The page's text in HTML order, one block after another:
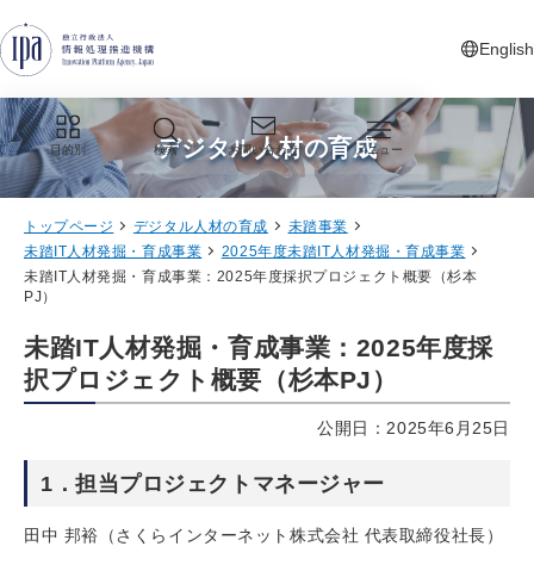
English
新しいタ
目的別 検索 お問い合わせ メニュー
デジタル人材の育成
トップページ デジタル人材の育成
未踏事業
未踏IT人材発掘・育成事業
2025年度未踏IT人材発掘・育成事業
未踏IT人材発掘・育成事業：2025年度採択プロジェクト概要（杉本
PJ）
未踏IT人材発掘・育成事業：2025年度採
択プロジェクト概要（杉本PJ）
公開日：2025年6月25日
1．担当プロジェクトマネージャー
田中 邦裕（さくらインターネット株式会社 代表取締役社長）